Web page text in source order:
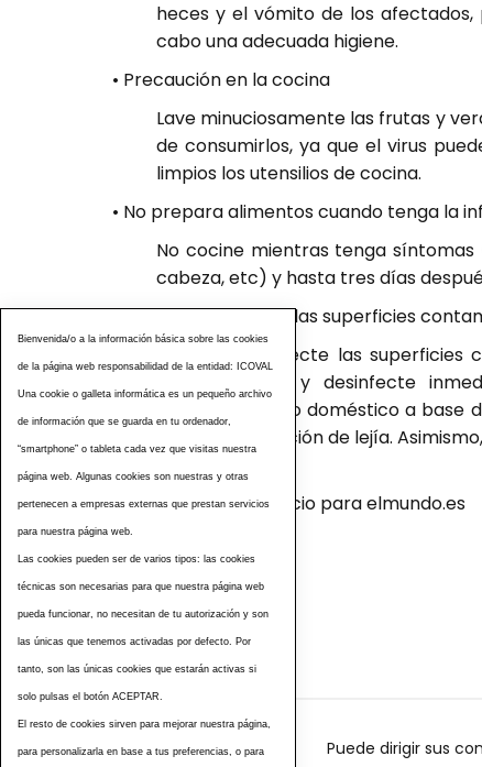
heces y el vómito de los
cabo una adecuada higiene.
• Precaución en la cocina
Lave minuciosamente las frutas y
de consumirlos, ya que el virus
limpios los utensilios de cocina.
• No prepara alimentos cuando tenga la
No cocine mientras tenga síntomas
cabeza, etc) y hasta tres días
• Limpie y desinfecte las superficies
Limpie y desinfecte las
diarrea, limpie y desinfecte
limpiador de uso doméstico a
utilizar una solución de lejía.
Fuente: Cristina G. Lucio para elmundo.es
Etiquetas
Puede dirigir sus
Bienvenida/o a la información básica sobre las cookies
de la página web responsabilidad de la entidad: ICOVAL
Una cookie o galleta informática es un pequeño archivo
de información que se guarda en tu ordenador,
“smartphone” o tableta cada vez que visitas nuestra
página web. Algunas cookies son nuestras y otras
pertenecen a empresas externas que prestan servicios
para nuestra página web.
Las cookies pueden ser de varios tipos: las cookies
técnicas son necesarias para que nuestra página web
pueda funcionar, no necesitan de tu autorización y son
las únicas que tenemos activadas por defecto. Por
tanto, son las únicas cookies que estarán activas si
solo pulsas el botón ACEPTAR.
El resto de cookies sirven para mejorar nuestra página,
para personalizarla en base a tus preferencias, o para